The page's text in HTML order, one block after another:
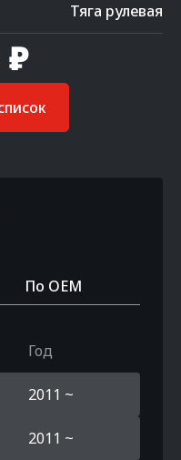
Тяга рулевая
₽
По OEM
Год
2011 ~
2011 ~